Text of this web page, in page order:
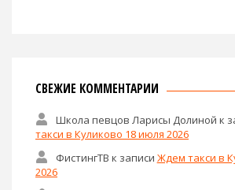
СВЕЖИЕ КОММЕНТАРИИ
Школа певцов Ларисы Долиной к
такси в Куликово 18 июля 2026
ФистингТВ к записи Ждем такси в
2026